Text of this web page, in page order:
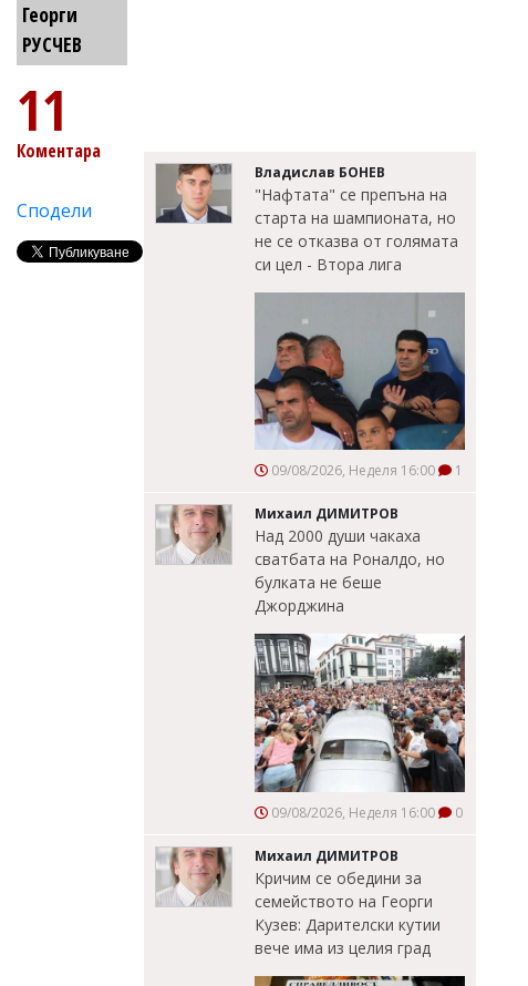
Георги
РУСЧЕВ
11
Коментара
Сподели
Владислав БОНЕВ
"Нафтата" се препъна на
старта на шампионата, но
не се отказва от голямата
си цел - Втора лига
09/08/2026, Неделя 16:00 1
Михаил ДИМИТРОВ
Над 2000 души чакаха
сватбата на Роналдо, но
булката не беше
Джорджина
09/08/2026, Неделя 16:00 0
Михаил ДИМИТРОВ
Кричим се обедини за
семейството на Георги
Кузев: Дарителски кутии
вече има из целия град